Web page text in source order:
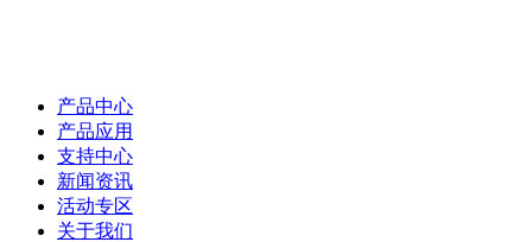
产品中心
产品应用
支持中心
新闻资讯
活动专区
关于我们